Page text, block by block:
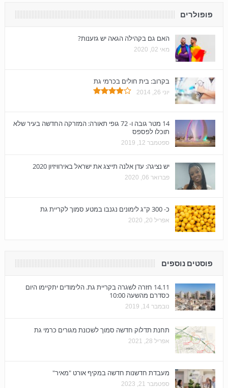
פופולרים
האם גם בקהילה הגאה יש גזענות?
מאי 02, 2020
בקרוב: בית חולים בכרמי גת
יוני 26, 2014
14 מטר גובה ו- 72 גופי תאורה: המזרקה החדשה בעיר שלא
תוכלו לפספס
ספטמבר 12, 2019
יש נציגה: עדן אלנה תייצג את ישראל באירוויזיון 2020
פברואר 06, 2020
כ- 300 ק"ג לימונים נגנבו במטע סמוך לקריית גת
אפריל 20, 2020
פוסטים נוספים
14.11 חזרה לשגרה בקריית גת. הלימודים יתקיימו היום
כסדרם מהשעה 10:00
נובמבר 14, 2019
תחנת תדלוק חדשה סמוך לשכונת מגורים כרמי גת
אפריל 28, 2021
מעבדת חדשנות חדשה במקיף אורט "מאיר"
ספטמבר 21, 2023